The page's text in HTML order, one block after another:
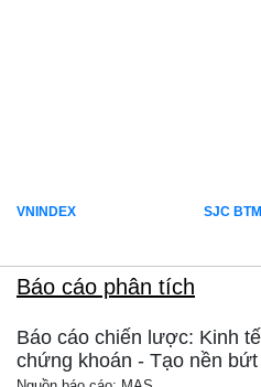
VNINDEX SJC
Báo cáo phân tích
Báo cáo chiến lược: Kinh
chứng khoán - Tạo nền bứt